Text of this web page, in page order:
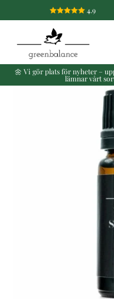

🌼 Vi gör plats för nyheter –
lämnar vårt